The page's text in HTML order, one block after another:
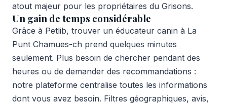
atout majeur pour les propriétaires du Grisons.
Un gain de temps considérable
Grâce à Petlib, trouver un éducateur canin à La
Punt Chamues-ch prend quelques minutes
seulement. Plus besoin de chercher pendant des
heures ou de demander des recommandations :
notre plateforme centralise toutes les informations
dont vous avez besoin. Filtres géographiques, avis,